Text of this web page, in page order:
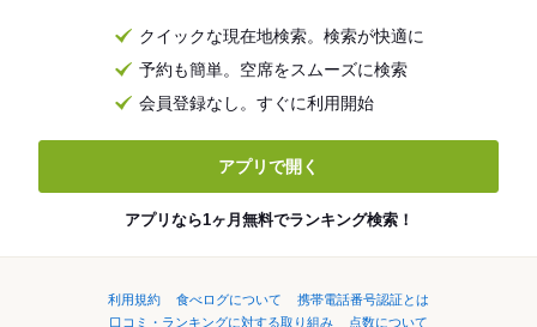
クイックな現在地検索。検索が快適に
予約も簡単。空席をスムーズに検索
会員登録なし。すぐに利用開始
アプリで開く
アプリなら1ヶ月無料でランキング検索！
利用規約 食べログについて
携帯電話番号認証とは
口コミ・ランキングに対する取り組み
点数について